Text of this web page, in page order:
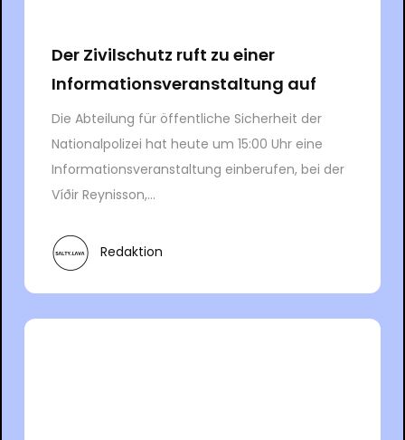
Der Zivilschutz ruft zu einer
Informationsveranstaltung auf
Die Abteilung für öffentliche Sicherheit der
Nationalpolizei hat heute um 15:00 Uhr eine
Informationsveranstaltung einberufen, bei der
Víðir Reynisson,...
Redaktion